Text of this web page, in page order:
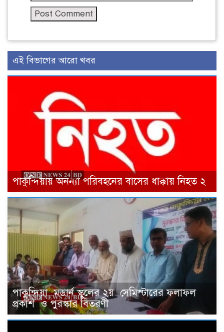
এই বিভাগের আরো খবর
পাকুন্দিয়ায় অনন্যা পরিবহনের বাসের ধাক্কায় নিহত ২
পাকুন্দিয়া মডার্ন স্কুলের ২য় সেমিস্টারের ফলাফল
প্রকাশ ও পুরস্কার বিতরণী